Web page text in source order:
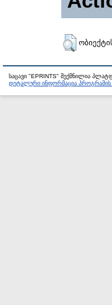
საცავი "EPRINTS" შექმნილია
დეტალური ინფორმაცია პროგრამის